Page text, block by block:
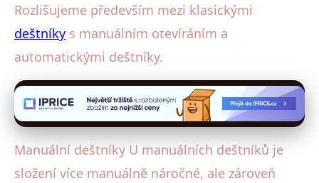
Rozlišujeme především mezi klasickými
deštníky s manuálním otevíráním a
automatickými deštníky.
Manuální deštníky U manuálních deštníků je
složení více manuálně náročné, ale zároveň